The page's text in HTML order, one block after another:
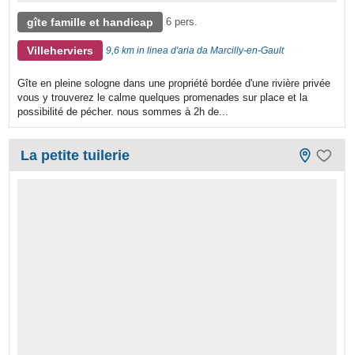
gîte famille et handicap 6 pers.
Villeherviers 9,6 km in linea d'aria da Marcilly-en-Gault
Gîte en pleine sologne dans une propriété bordée d'une rivière privée
vous y trouverez le calme quelques promenades sur place et la
possibilité de pécher. nous sommes à 2h de...
La petite tuilerie